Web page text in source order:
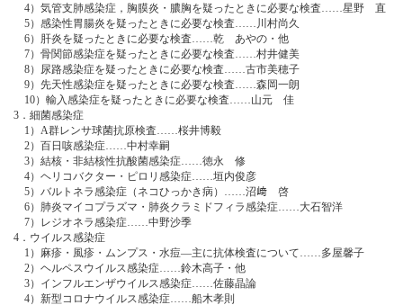
4）気管支肺感染症，胸膜炎・膿胸を疑ったときに必要な検査……星野 直
5）感染性胃腸炎を疑ったときに必要な検査……川村尚久
6）肝炎を疑ったときに必要な検査……乾 あやの・他
7）骨関節感染症を疑ったときに必要な検査……村井健美
8）尿路感染症を疑ったときに必要な検査……古市美穂子
9）先天性感染症を疑ったときに必要な検査……森岡一朗
10）輸入感染症を疑ったときに必要な検査……山元 佳
3．細菌感染症
1）A群レンサ球菌抗原検査……桜井博毅
2）百日咳感染症……中村幸嗣
3）結核・非結核性抗酸菌感染症……徳永 修
4）ヘリコバクター・ピロリ感染症……垣内俊彦
5）バルトネラ感染症（ネコひっかき病）……沼﨑 啓
6）肺炎マイコプラズマ・肺炎クラミドフィラ感染症……大石智洋
7）レジオネラ感染症……中野沙季
4．ウイルス感染症
1）麻疹・風疹・ムンプス・水痘―主に抗体検査について……多屋馨子
2）ヘルペスウイルス感染症……鈴木高子・他
3）インフルエンザウイルス感染症……佐藤晶論
4）新型コロナウイルス感染症……船木孝則